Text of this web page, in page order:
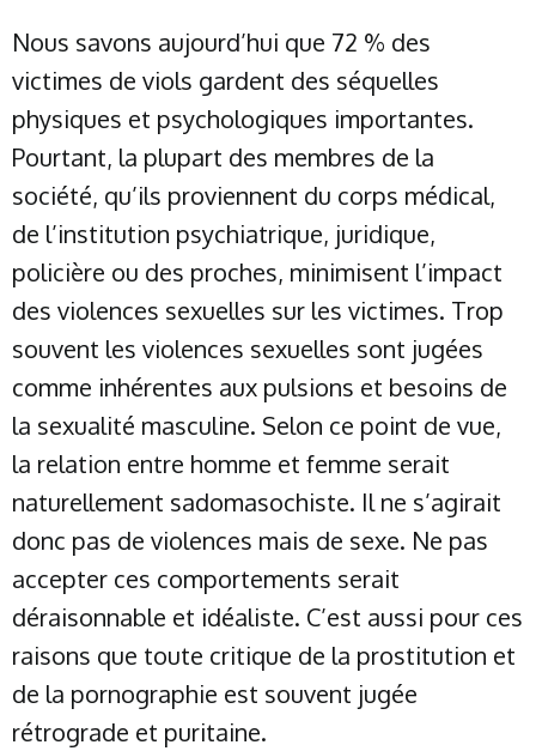
Nous savons aujourd’hui que 72 % des
victimes de viols gardent des séquelles
physiques et psychologiques importantes.
Pourtant, la plupart des membres de la
société, qu’ils proviennent du corps médical,
de l’institution psychiatrique, juridique,
policière ou des proches, minimisent l’impact
des violences sexuelles sur les victimes. Trop
souvent les violences sexuelles sont jugées
comme inhérentes aux pulsions et besoins de
la sexualité masculine. Selon ce point de vue,
la relation entre homme et femme serait
naturellement sadomasochiste. Il ne s’agirait
donc pas de violences mais de sexe. Ne pas
accepter ces comportements serait
déraisonnable et idéaliste. C’est aussi pour ces
raisons que toute critique de la prostitution et
de la pornographie est souvent jugée
rétrograde et puritaine.